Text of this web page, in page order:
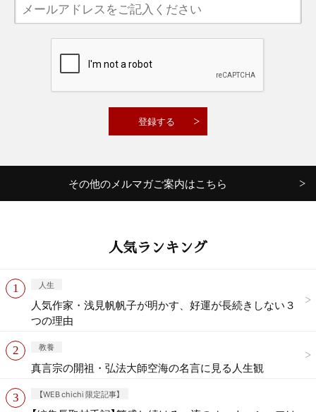
その他のメルマガご案内はこちら
人気ランキング
人生
人気作家・浅見帆帆子が明かす、好運が長続きしない３
つの理由
教養
真言宗の開祖・弘法大師空海の名言に見る人生観
【WEB chichi 限定記事】